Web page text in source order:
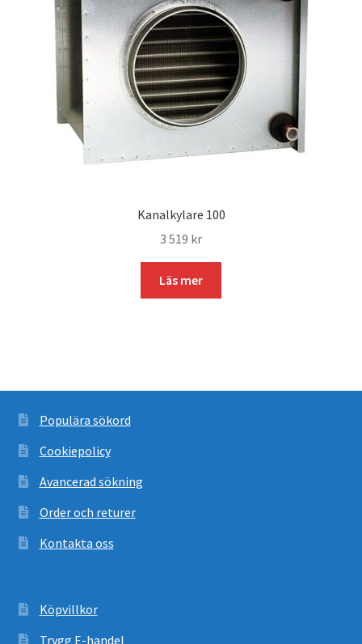
Kanalkylare 100
3 519 kr
Läs mer
Populära sökord
Cookiepolicy
Avancerad sökning
Order och returer
Kontakta oss
Köpvillkor
Trygg E-handel